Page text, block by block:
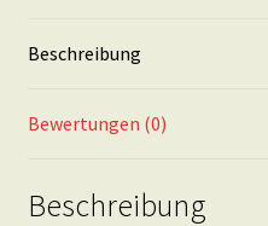
Menge
Beschreibung
Bewertungen (0)
Beschreibung